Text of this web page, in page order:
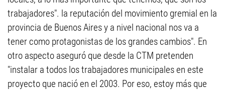
trabajadores". la reputación del movimiento gremial en la
provincia de Buenos Aires y a nivel nacional nos va a
tener como protagonistas de los grandes cambios". En
otro aspecto aseguró que desde la CTM pretenden
"instalar a todos los trabajadores municipales en este
proyecto que nació en el 2003. Por eso, estoy más que